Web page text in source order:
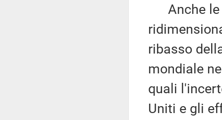
Anche le
ribasso
mondiale
quali
Uniti e gli